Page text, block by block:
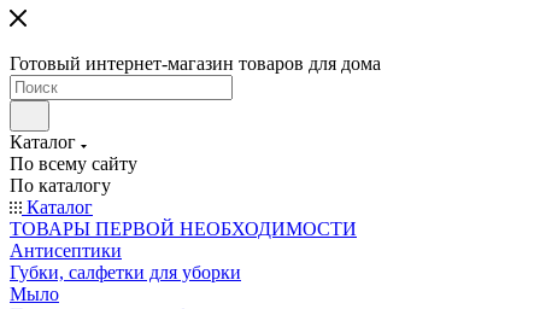
Готовый интернет-магазин товаров для дома
Каталог
По всему сайту
По каталогу
Каталог
ТОВАРЫ ПЕРВОЙ НЕОБХОДИМОСТИ
Антисептики
Губки, салфетки для уборки
Мыло